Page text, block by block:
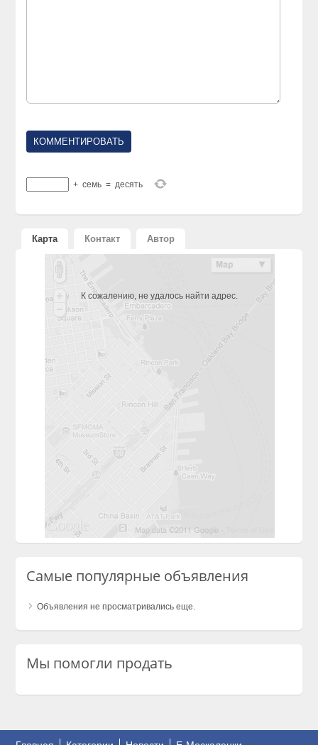
+ семь = десять
Карта Контакт Автор
К сожалению, не удалось найти адрес.
Самые популярные объявления
Объявления не просматривались еще.
Мы помогли продать